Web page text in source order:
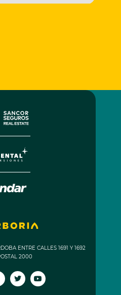
ENTRE CALLES 1691 Y 1692
2000